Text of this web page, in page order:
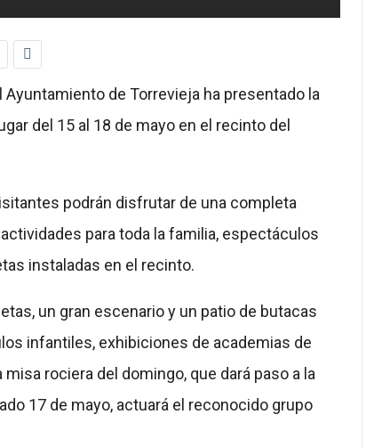
de Torrevieja ha presentado la
del 15 al 18 de mayo en el recinto del
podrán disfrutar de una completa
para toda la familia, espectáculos
instaladas en el recinto.
un gran escenario y un patio de butacas
infantiles, exhibiciones de academias de
rociera del domingo, que dará paso a la
17 de mayo, actuará el reconocido grupo